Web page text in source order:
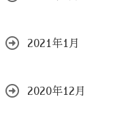
2021年1月
2020年12月